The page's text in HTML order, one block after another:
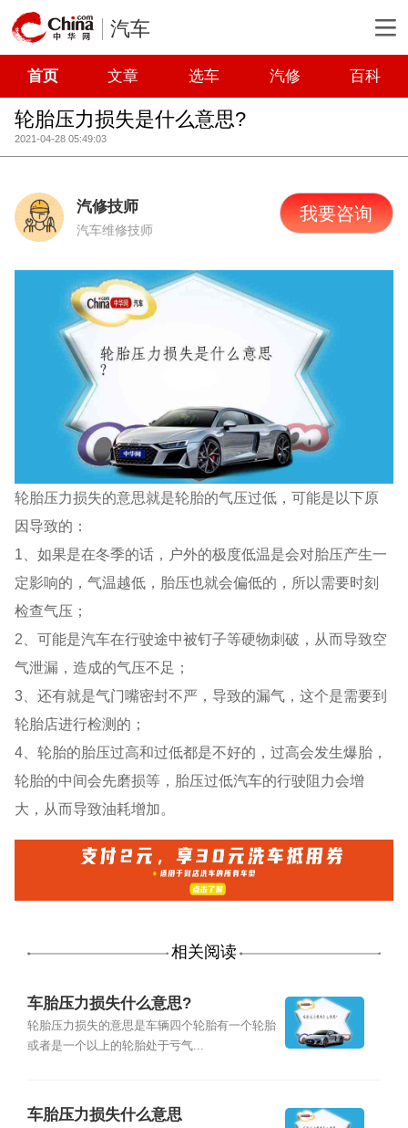
汽车
首页 文章 选车 汽修 百科
轮胎压力损失是什么意思?
2021-04-28 05:49:03
汽修技师
汽车维修技师
我要咨询
轮胎压力损失的意思就是轮胎的气压过低，可能是以下原
因导致的：
1、如果是在冬季的话，户外的极度低温是会对胎压产生一
定影响的，气温越低，胎压也就会偏低的，所以需要时刻
检查气压；
2、可能是汽车在行驶途中被钉子等硬物刺破，从而导致空
气泄漏，造成的气压不足；
3、还有就是气门嘴密封不严，导致的漏气，这个是需要到
轮胎店进行检测的；
4、轮胎的胎压过高和过低都是不好的，过高会发生爆胎，
轮胎的中间会先磨损等，胎压过低汽车的行驶阻力会增
大，从而导致油耗增加。
相关阅读
车胎压力损失什么意思?
轮胎压力损失的意思是车辆四个轮胎有一个轮胎
或者是一个以上的轮胎处于亏气...
车胎压力损失什么意思